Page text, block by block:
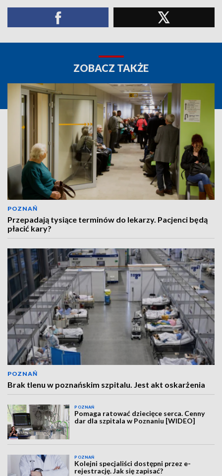
ZOBACZ TAKŻE
POZNAŃ
Przepadają tysiące terminów do lekarzy. Pacjenci będą
płacić kary?
POZNAŃ
Brak tlenu w poznańskim szpitalu. Jest akt oskarżenia
POZNAŃ
Pomaga ratować dziecięce serca. Cenny
dar dla szpitala w Poznaniu [WIDEO]
POZNAŃ
Kolejni specjaliści dostępni przez e-
rejestrację. Jak się zapisać?